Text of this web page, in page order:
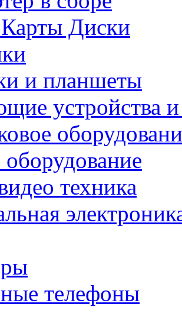
Диски
и планшеты
устройства
оборудование
техника
телефоны